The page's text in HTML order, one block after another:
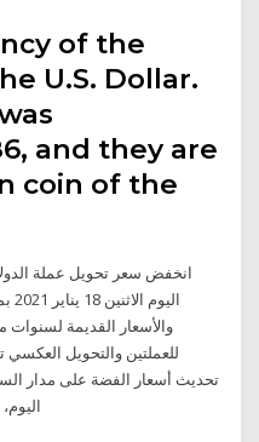
of the
U.S. Dollar.
and they are
coin of the
انخفض سعر تحويل عملة
والأسعار القديمة
للعملتين والتحويل
تحديث أسعار الفضة على مدار